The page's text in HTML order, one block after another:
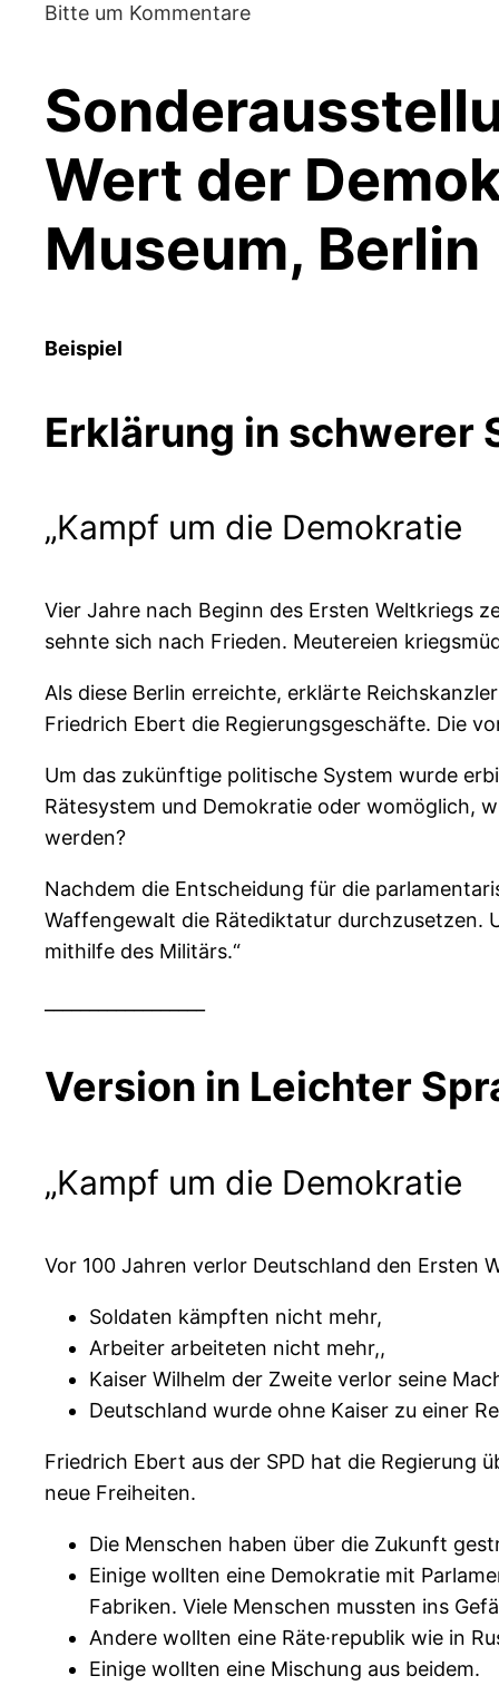
Bitte um Kommentare
Wert der
Museum, Berlin
Beispiel
Erklärung in schwerer
„Kampf um die Demokratie
Vier Jahre nach Beginn des Ersten Weltkriegs
sehnte sich nach Frieden. Meutereien
Als diese Berlin erreichte, erklärte
Friedrich Ebert die Regierungsgeschäfte. Die
Um das zukünftige politische System wurde
Rätesystem und Demokratie oder womöglich,
werden?
Nachdem die Entscheidung für die
Waffengewalt die Rätediktatur durchzusetzen.
mithilfe des Militärs.“
Version in Leichter
„Kampf um die Demokratie
Vor 100 Jahren verlor Deutschland den Ersten
Soldaten kämpften nicht mehr,
Arbeiter arbeiteten nicht mehr,,
Kaiser Wilhelm der Zweite verlor seine
Deutschland wurde ohne Kaiser zu einer
Friedrich Ebert aus der SPD hat die Regierung
neue Freiheiten.
Die Menschen haben über die Zukunft
Einige wollten eine Demokratie mit
Fabriken. Viele Menschen mussten ins
Andere wollten eine Räte·republik wie in
Einige wollten eine Mischung aus beidem.